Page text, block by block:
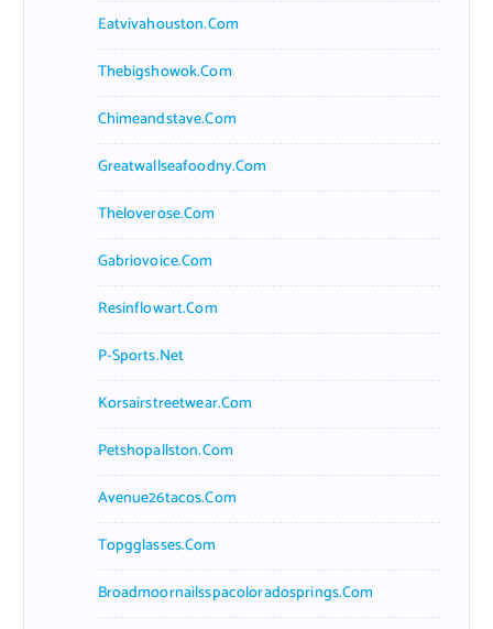
Eatvivahouston.com
Thebigshowok.com
Chimeandstave.com
Greatwallseafoodny.com
Theloverose.com
Gabriovoice.com
Resinflowart.com
P-Sports.net
Korsairstreetwear.com
Petshopallston.com
Avenue26tacos.com
Topgglasses.com
Broadmoornailsspacoloradosprings.com